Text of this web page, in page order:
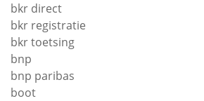
bkr direct
bkr registratie
bkr toetsing
bnp
bnp paribas
boot